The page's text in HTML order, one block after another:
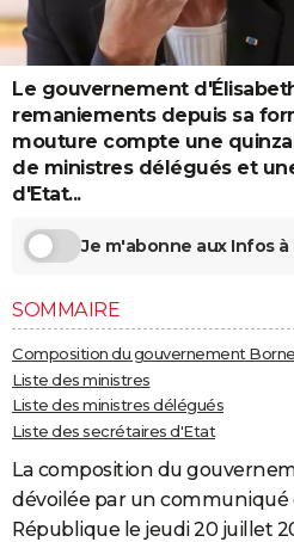
Destinations
City break
Voyage nature
Voyage de noces
Forum
Climat
+
PHOTO
BONS PLANS
CARTE DE VOEUX
Dictionnaire
Biographies
Citations
Expressions
Proverbes
COPAINS D'AVANT
S'inscrire
Se connecter
Lycées
Collèges
Primaires
Universités
Entreprises
Service militaire
Avis de recherche
AVIS DE DÉCÈS
FORUM
Lifestyle
Sport
Television
Cinema
Le gouvernement
remaniements depuis sa
mouture compte une
de ministres délégués et
d'Etat...
Je m'abonne aux Infos
SOMMAIRE
Composition du gouvernement Borne
Liste des ministres
Liste des ministres délégués
Liste des secrétaires d'Etat
La composition du
dévoilée par un communiqué
République le jeudi 20 juillet